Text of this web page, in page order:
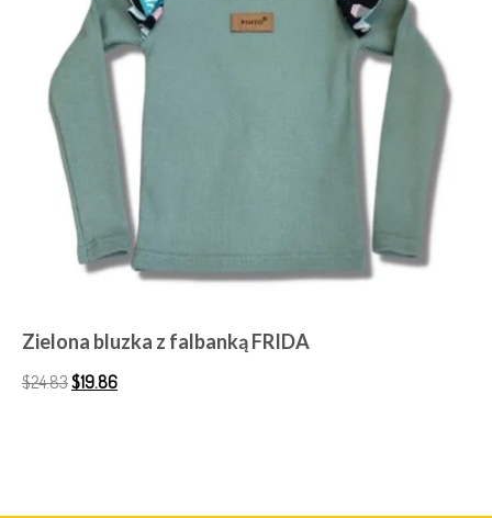
Zielona bluzka z falbanką FRIDA
$24.83$19.86